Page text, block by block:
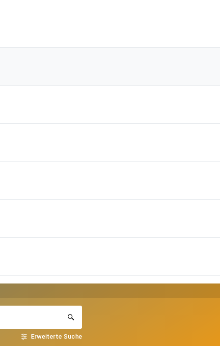
Erweiterte Suche